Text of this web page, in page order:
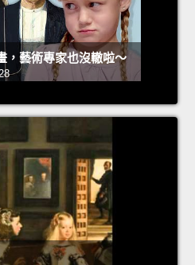
，藝術專家也沒轍啦～